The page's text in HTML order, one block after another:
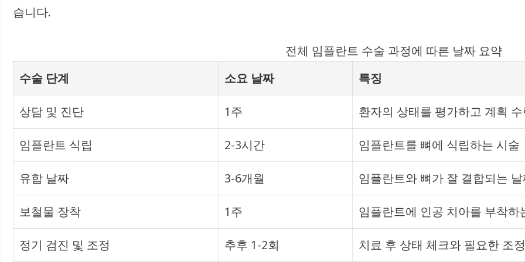
습니다.
전체 임플란트 수술 과정에 따른 날짜 요약
수술 단계
소요 날짜 특징
상담 및 진단 1주 환자의 상태를 평가하고 계획 수
임플란트 식립 2-3시간 임플란트를 뼈에 식립하는 시술
유합 날짜 3-6개월 임플란트와 뼈가 잘 결합되는
보철물 장착 1주 임플란트에 인공 치아를 부착하
정기 검진 및 조정 추후 1-2회 치료 후 상태 체크와 필요한 조정